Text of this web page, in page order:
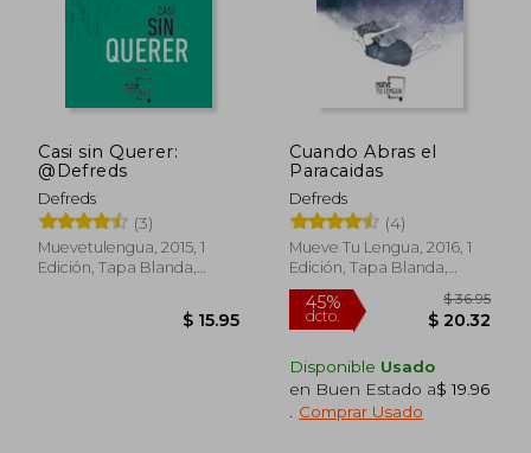
Casi sin Querer:
@Defreds
Defreds
(3)
Muevetulengua, 2015, 1
Edición, Tapa Blanda,
Cuando Abras el
Paracaidas
Defreds
(4)
Mueve Tu Lengua, 2016, 1
Edición, Tapa Blanda,
Nuevo
Disponible Usado
en Buen Estado a$ 19.96
Comprar Usado